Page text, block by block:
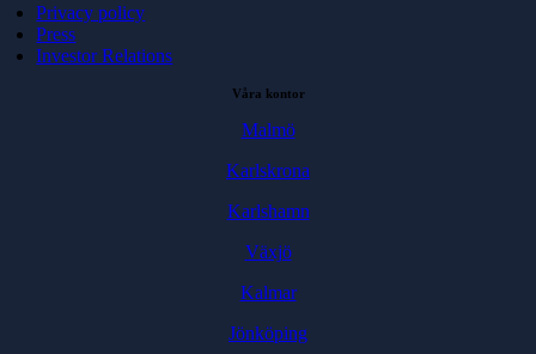
Privacy policy
Press
Investor Relations
Våra kontor
Malmö
Karlskrona
Karlshamn
Växjö
Kalmar
Jönköping